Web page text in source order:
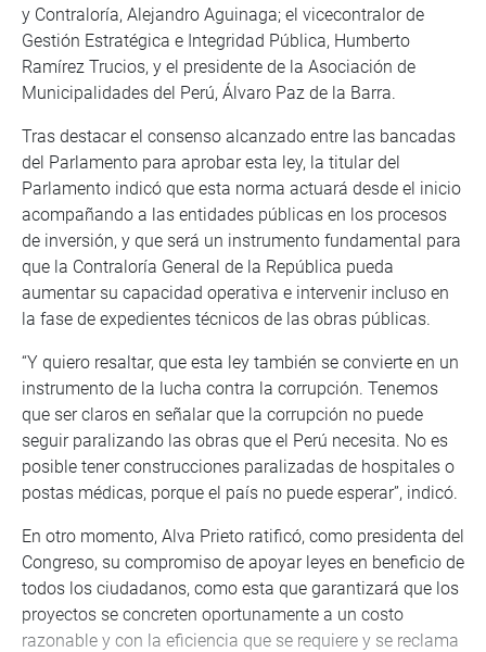
y Contraloría, Alejandro Aguinaga; el vicecontralor de
Gestión Estratégica e Integridad Pública, Humberto
Ramírez Trucios, y el presidente de la Asociación de
Municipalidades del Perú, Álvaro Paz de la Barra.
Tras destacar el consenso alcanzado entre las bancadas
del Parlamento para aprobar esta ley, la titular del
Parlamento indicó que esta norma actuará desde el inicio
acompañando a las entidades públicas en los procesos
de inversión, y que será un instrumento fundamental para
que la Contraloría General de la República pueda
aumentar su capacidad operativa e intervenir incluso en
la fase de expedientes técnicos de las obras públicas.
“Y quiero resaltar, que esta ley también se convierte en un
instrumento de la lucha contra la corrupción. Tenemos
que ser claros en señalar que la corrupción no puede
seguir paralizando las obras que el Perú necesita. No es
posible tener construcciones paralizadas de hospitales o
postas médicas, porque el país no puede esperar”, indicó.
En otro momento, Alva Prieto ratificó, como presidenta del
Congreso, su compromiso de apoyar leyes en beneficio de
todos los ciudadanos, como esta que garantizará que los
proyectos se concreten oportunamente a un costo
razonable y con la eficiencia que se requiere y se reclama